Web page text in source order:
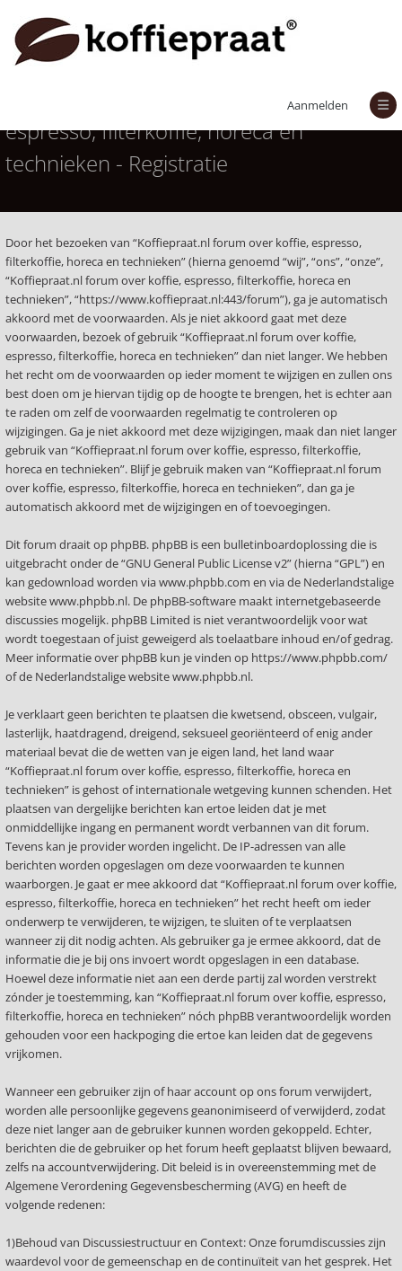
Aanmelden
Koffiepraat.nl forum over koffie,
espresso, filterkoffie, horeca en
technieken - Registratie
Door het bezoeken van “Koffiepraat.nl forum over koffie, espresso,
filterkoffie, horeca en technieken” (hierna genoemd “wij”, “ons”, “onze”,
“Koffiepraat.nl forum over koffie, espresso, filterkoffie, horeca en
technieken”, “https://www.koffiepraat.nl:443/forum”), ga je automatisch
akkoord met de voorwaarden. Als je niet akkoord gaat met deze
voorwaarden, bezoek of gebruik “Koffiepraat.nl forum over koffie,
espresso, filterkoffie, horeca en technieken” dan niet langer. We hebben
het recht om de voorwaarden op ieder moment te wijzigen en zullen ons
best doen om je hiervan tijdig op de hoogte te brengen, het is echter aan
te raden om zelf de voorwaarden regelmatig te controleren op
wijzigingen. Ga je niet akkoord met deze wijzigingen, maak dan niet langer
gebruik van “Koffiepraat.nl forum over koffie, espresso, filterkoffie,
horeca en technieken”. Blijf je gebruik maken van “Koffiepraat.nl forum
over koffie, espresso, filterkoffie, horeca en technieken”, dan ga je
automatisch akkoord met de wijzigingen en of toevoegingen.
Dit forum draait op phpBB. phpBB is een bulletinboardoplossing die is
uitgebracht onder de “GNU General Public License v2” (hierna “GPL”) en
kan gedownload worden viawww.phpbb.com en via de Nederlandstalige
websitewww.phpbb.nl. De phpBB-software maakt internetgebaseerde
discussies mogelijk. phpBB Limited is niet verantwoordelijk voor wat
wordt toegestaan of juist geweigerd als toelaatbare inhoud en/of gedrag.
Meer informatie over phpBB kun je vinden op https://www.phpbb.com/
of de Nederlandstalige websitewww.phpbb.nl.
Je verklaart geen berichten te plaatsen die kwetsend, obsceen, vulgair,
lasterlijk, haatdragend, dreigend, seksueel georiënteerd of enig ander
materiaal bevat die de wetten van je eigen land, het land waar
“Koffiepraat.nl forum over koffie, espresso, filterkoffie, horeca en
technieken” is gehost of internationale wetgeving kunnen schenden. Het
plaatsen van dergelijke berichten kan ertoe leiden dat je met
onmiddellijke ingang en permanent wordt verbannen van dit forum.
Tevens kan je provider worden ingelicht. De IP-adressen van alle
berichten worden opgeslagen om deze voorwaarden te kunnen
waarborgen. Je gaat er mee akkoord dat “Koffiepraat.nl forum over koffie,
espresso, filterkoffie, horeca en technieken” het recht heeft om ieder
onderwerp te verwijderen, te wijzigen, te sluiten of te verplaatsen
wanneer zij dit nodig achten. Als gebruiker ga je ermee akkoord, dat de
informatie die je bij ons invoert wordt opgeslagen in een database.
Hoewel deze informatie niet aan een derde partij zal worden verstrekt
zónder je toestemming, kan “Koffiepraat.nl forum over koffie, espresso,
filterkoffie, horeca en technieken” nóch phpBB verantwoordelijk worden
gehouden voor een hackpoging die ertoe kan leiden dat de gegevens
vrijkomen.
Wanneer een gebruiker zijn of haar account op ons forum verwijdert,
worden alle persoonlijke gegevens geanonimiseerd of verwijderd, zodat
deze niet langer aan de gebruiker kunnen worden gekoppeld. Echter,
berichten die de gebruiker op het forum heeft geplaatst blijven bewaard,
zelfs na accountverwijdering. Dit beleid is in overeenstemming met de
Algemene Verordening Gegevensbescherming (AVG) en heeft de
volgende redenen:
1)Behoud van Discussiestructuur en Context: Onze forumdiscussies zijn
waardevol voor de gemeenschap en de continuïteit van het gesprek. Het